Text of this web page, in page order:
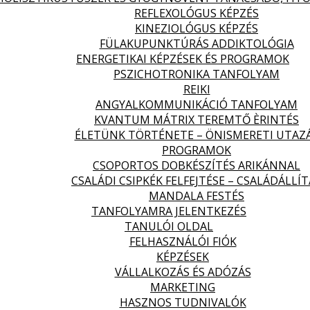
REFLEXOLÓGUS KÉPZÉS
KINEZIOLÓGUS KÉPZÉS
FÜLAKUPUNKTÚRÁS ADDIKTOLÓGIA
ENERGETIKAI KÉPZÉSEK ÉS PROGRAMOK
PSZICHOTRONIKA TANFOLYAM
REIKI
ANGYALKOMMUNIKÁCIÓ TANFOLYAM
KVANTUM MÁTRIX TEREMTŐ ÈRINTÉS
ÉLETÜNK TÖRTÉNETE – ÖNISMERETI
PROGRAMOK
CSOPORTOS DOBKÉSZÍTÉS ARIKÁNNAL
CSALÁDI CSIPKÉK FELFEJTÉSE –
MANDALA FESTÉS
TANFOLYAMRA JELENTKEZÉS
TANULÓI OLDAL
FELHASZNÁLÓI FIÓK
KÉPZÉSEK
VÁLLALKOZÁS ÉS ADÓZÁS
MARKETING
HASZNOS TUDNIVALÓK